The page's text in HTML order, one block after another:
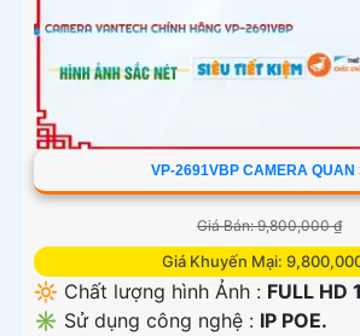
VP-2691VBP CAMERA QUAN
Giá Bán: 9,800,000 ₫
Giá Khuyến Mại:
🔆 Chất lượng hình Ảnh : FULL HD
✳️ Sử dụng công nghệ : IP POE.